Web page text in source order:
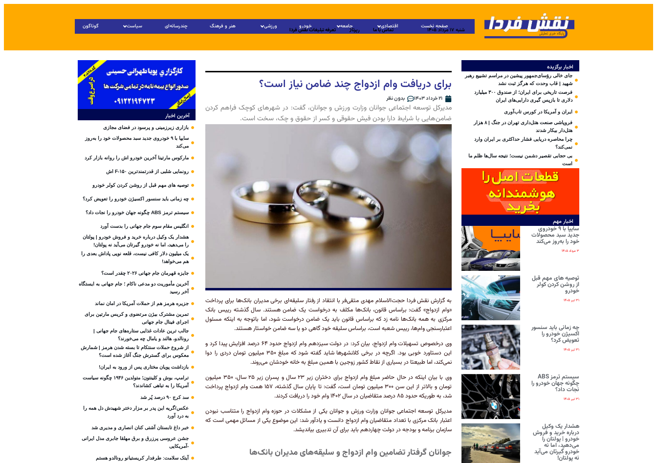
صفحه نخست اقتصادی جامعه خودرو ورزشی هنر و فرهنگ چندرسانه‌ای سیاست گوناگون
شنبه ۱۷ مرداد ۱۴۰۵ تماس با ما رپرتاژ تعرفه تبلیغات نقش فردا
اخبار برگزیده
جای خالی رؤسای‌جمهور پیشین در مراسم تشییع رهبر
شهید | قاب وحدت که هرگز ثبت نشد
فرصت تاریخی برای ایران؛ از صندوق ۳۰۰ میلیارد
دلاری تا بازپس گیری دارایی‌های ایران
ایران و آمریکا در کورس تاب‌آوری
فروپاشی صنعت هتل‌داری تهران در جنگ | ۸ هزار
هتل‌دار بیکار شدند
چرا محاصره دریایی فشار حداکثری بر ایران وارد
نمی‌کند؟
بی‌ حجابی تقصیر دشمن نیست؛ نتیجه سال‌ها ظلم ما
است
اخبار مهم
سایپا با ۹ خودروی
جدید سبد محصولات
خود را به‌روز می‌کند
۳ مرداد ۱۴۰۵
توصیه های مهم قبل
از روشن کردن کولر
خودرو
۳۱ تیر ۱۴۰۵
چه زمانی باید سنسور
اکسیژن خودرو را
تعویض کرد؟
۳۱ تیر ۱۴۰۵
سیستم ترمز ABS
چگونه جهان خودرو را
نجات داد؟
۳۱ تیر ۱۴۰۵
هشدار یک وکیل
درباره خرید و فروش
خودرو | پولتان را
می‌دهید، اما نه
خودرو گیرتان می‌آید
نه پولتان!
برای دریافت وام ازدواج چند ضامن نیاز است؟
۲۱ خرداد ۱۴۰۳ بدون نظر
مدیرکل توسعه اجتماعی جوانان وزارت ورزش و جوانان، گفت: در شهر‌های کوچک فراهم کردن
ضامن‌هایی با شرایط دارا بودن فیش حقوقی و کسر از حقوق و چک، سخت است.
به گزارش نقش فردا حجت‌الاسلام مهدی متقی‌فر با انتقاد از رفتار سلیقه‌ای برخی مدیران بانک‌ها برای پرداخت
«وام ازدواج» گفت: براساس قانون، بانک‌ها مکلف به درخواست یک ضامن هستند. سال گذشته رییس بانک
مرکزی به همه بانک‌ها نامه زد که براساس قانون باید یک ضامن درخواست شود، اما باتوجه به اینکه مسئول
اعتبارسنجی وام‌ها، رییس شعبه است، براساس سلیقه خود گاهی دو یا سه ضامن خواستار هستند.
وی درخصوص تسهیلات وام ازدواج، بیان کرد: در دولت سیزدهم وام ازدواج حدود ۶۴ درصد افزایش پیدا کرد و
این دستاورد خوبی بود. اگرچه در برخی کلانشهر‌ها شاید گفته شود که مبلغ ۳۵۰ میلیون تومان دردی را دوا
نمی‌کند، اما طبیعتا در بسیاری از نقاط کشور زوجین با همین مبلغ به خانه خودشان می‌روند.
وی با بیان اینکه در حال حاضر مبلغ وام ازدواج برای دختران زیر ۲۳ سال و پسران زیر ۲۵ سال، ۳۵۰ میلیون
تومان و بالاتر از این سن ۳۰۰ میلیون تومان است، گفت: تا پایان سال گذشته، ۱۵۷ همت وام ازدواج پرداخت
شد، به طوریکه حدود ۸۵ درصد متقاضیان در سال ۱۴۰۲ وام خود را دریافت کردند.
مدیرکل توسعه اجتماعی جوانان وزارت ورزش و جوانان یکی از مشکلات در حوزه وام ازدواج را متناسب نبودن
اعتبار بانک مرکزی با تعداد متقاضیان وام ازدواج دانست و یادآور شد: این موضوع یکی از مسائل مهمی است که
سازمان برنامه و بودجه در دولت چهاردهم باید برای آن تدبیری بیاندیشد.
جوانان گرفتار تضامین وام ازدواج و سلیقه‌های مدیران بانک‌ها
آخرین اخبار
بازاری زیرزمینی و پرسود در فضای مجازی
سایپا با ۹ خودروی جدید سبد محصولات خود را به‌روز
می‌کند
مارکوس مارتینا آخرین خودرو اش را روانه بازار کرد
رونمایی شلبی از قدرتمندترین F-۱۵۰ اش
توصیه های مهم قبل از روشن کردن کولر خودرو
چه زمانی باید سنسور اکسیژن خودرو را تعویض کرد؟
سیستم ترمز ABS چگونه جهان خودرو را نجات داد؟
انگلیس مقام سوم جام‌ جهانی را بدست آورد
هشدار یک وکیل درباره خرید و فروش خودرو | پولتان
را می‌دهید، اما نه خودرو گیرتان می‌آید نه پولتان!
یک میلیون دلار کافی نیست، قلعه‌ نویی پاداش بعدی را
هم می‌خواهد!
جایزه قهرمان جام جهانی ۲۰۲۶ چقدر است؟
آخرین مأموریت دو مدعی ناکام ؛ جام جهانی به ایستگاه
آخر رسید
جزیره هرمز هم از حملات آمریکا در امان نماند
تمرین مشترک بیژن مرتضوی و کریس مارتین برای
اجرای فینال جام جهانی
جالب ترین عادات غذایی ستاره‌های جام جهانی |
رونالدو، هالند و یامال چه می‌خورند؟
از شروع حملات سنتکام تا بسته شدن هرمز | شمارش
معکوس برای گسترش جنگ آغاز شده است؟
بازداشت پویان مختاری پس از ورود به ایران!
ترامپ، بوش و کلینتون؛ متولدین ۱۹۴۶ چگونه سیاست
آمریکا را به تباهی کشاندند؟
سد کرج ۹۰ درصد پُر شد
عکس/گریه این پدر بر مزار دختر شهیدش دل همه را
به درد آورد
خبر داغ تابستان آشتی کنان انصاری و مدیری شد
جشن عروسی پرزرق و برق مهلقا جابری مدل ایرانی
-آمریکایی
آیتک سلامت: طرفدار کریستیانو رونالدو هستم